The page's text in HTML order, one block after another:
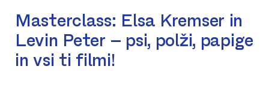
Masterclass: Elsa Kremser in
Levin Peter – psi, polži, papige
in vsi ti filmi!